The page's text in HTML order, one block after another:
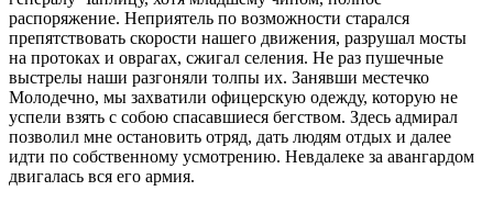
распоряжение. Неприятель по возможности старался
препятствовать скорости нашего движения, разрушал мосты
на протоках и оврагах, сжигал селения. Не раз пушечные
выстрелы наши разгоняли толпы их. Занявши местечко
Молодечно, мы захватили офицерскую одежду, которую не
успели взять с собою спасавшиеся бегством. Здесь адмирал
позволил мне остановить отряд, дать людям отдых и далее
идти по собственному усмотрению. Невдалеке за авангардом
двигалась вся его армия.